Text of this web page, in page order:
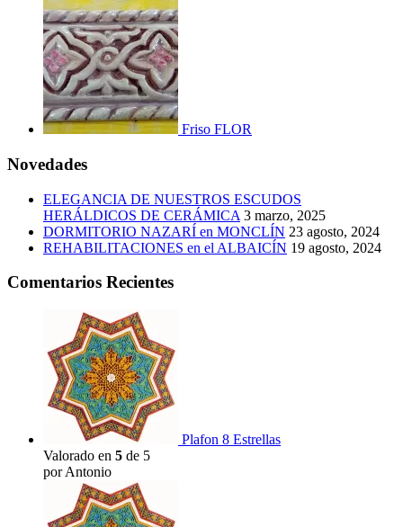
Friso FLOR
Novedades
ELEGANCIA DE NUESTROS ESCUDOS
HERÁLDICOS DE CERÁMICA 3 marzo, 2025
DORMITORIO NAZARÍ en MONCLÍN 23 agosto, 2024
REHABILITACIONES en el ALBAICÍN 19 agosto, 2024
Comentarios Recientes
Plafon 8 Estrellas
Valorado en 5 de 5
por Antonio